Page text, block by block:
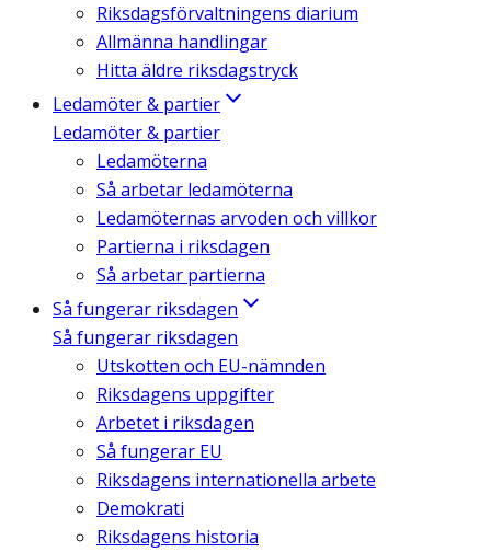
Riksdagsförvaltningens diarium
Allmänna handlingar
Hitta äldre riksdagstryck
Ledamöter & partier
Ledamöter & partier
Ledamöterna
Så arbetar ledamöterna
Ledamöternas arvoden och villkor
Partierna i riksdagen
Så arbetar partierna
Så fungerar riksdagen
Så fungerar riksdagen
Utskotten och EU-nämnden
Riksdagens uppgifter
Arbetet i riksdagen
Så fungerar EU
Riksdagens internationella arbete
Demokrati
Riksdagens historia